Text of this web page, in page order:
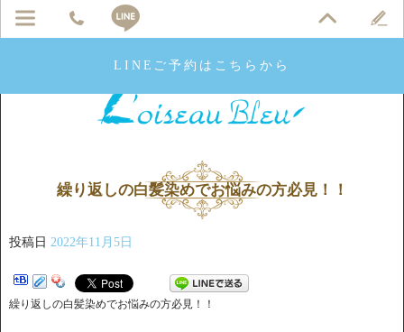
LINEご予約はこちらから
繰り返しの白髪染めでお悩みの方必見！！
投稿日 2022年11月5日
繰り返しの白髪染めでお悩みの方必見！！